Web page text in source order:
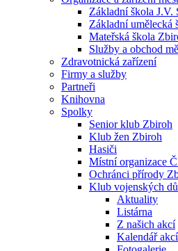
Základní škola J.V.
Základní umělecká
Mateřská škola
Služby a obchod
Zdravotnická zařízení
Firmy a služby
Partneři
Knihovna
Spolky
Senior klub Zbiroh
Klub žen Zbiroh
Hasiči
Místní organizace
Ochránci přírody
Klub vojenských
Aktuality
Listárna
Z našich akcí
Kalendář akcí